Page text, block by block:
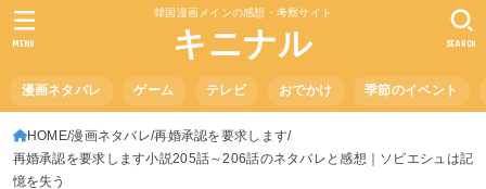
韓国漫画メインの感想・考察サイト
キニナル
漫画ネタバレ ゲーム テレビ おでかけ 季節のイベント
SEARCH
MENU
HOME 漫画ネタバレ 再婚承認を要求します
再婚承認を要求します小説205話～206話のネタバレと感想｜ソビエシュは記
憶を失う